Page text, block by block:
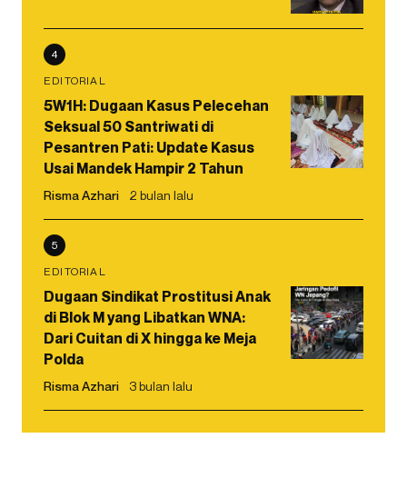
4
EDITORIAL
5W1H: Dugaan Kasus Pelecehan
Seksual 50 Santriwati di
Pesantren Pati: Update Kasus
Usai Mandek Hampir 2 Tahun
Risma Azhari 2 bulan lalu
5
EDITORIAL
Dugaan Sindikat Prostitusi Anak
di Blok M yang Libatkan WNA:
Dari Cuitan di X hingga ke Meja
Polda
Risma Azhari 3 bulan lalu